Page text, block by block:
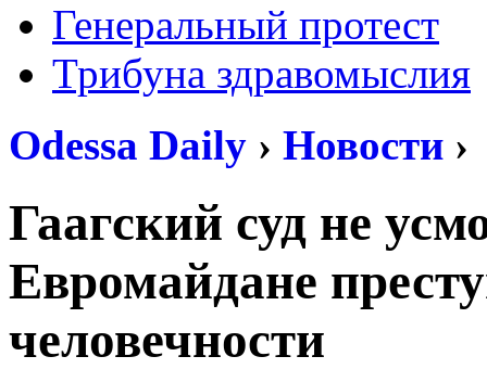
Генеральный протест
Трибуна здравомыслия
Odessa Daily › Новости ›
Гаагский суд не
Евромайдане
человечности